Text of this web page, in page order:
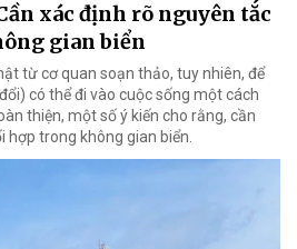
xác định rõ nguyên tắc
gian biển
từ cơ quan soạn thảo, tuy nhiên, để
có thể đi vào cuộc sống một cách
thiện, một số ý kiến cho rằng, cần
hợp trong không gian biển.